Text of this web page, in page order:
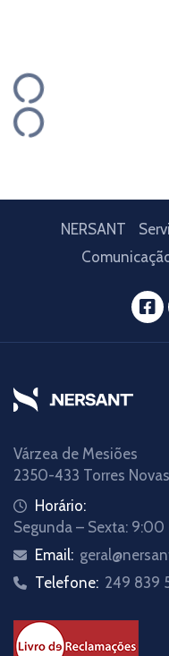
NERSANT
Várzea de Mesiões
2350-433 Torres Novas
Horário:
Segunda – Sexta:
Email:
Telefone: 249 839